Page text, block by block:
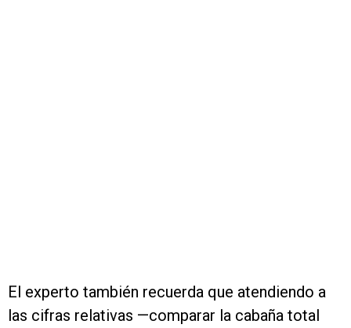
El experto también recuerda que atendiendo a
las cifras relativas —comparar la cabaña total